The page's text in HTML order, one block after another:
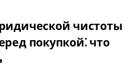
чистоты
покупкой⁚ что